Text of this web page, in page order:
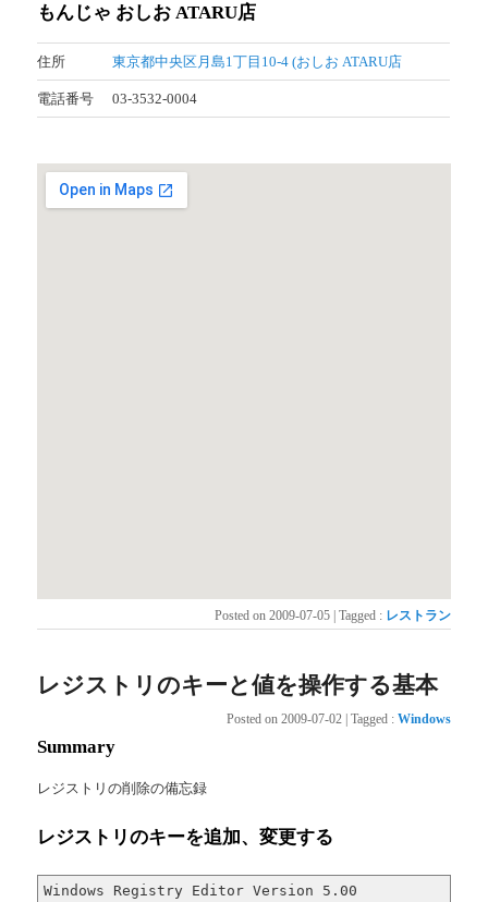
もんじゃ おしお ATARU店
住所 東京都中央区月島1丁目10-4 (おしお ATARU店
電話番号 03-3532-0004
Posted on 2009-07-05 | Tagged : レストラン
レジストリのキーと値を操作する基本
Posted on 2009-07-02 Tagged : Windows
Summary
レジストリの削除の備忘録
レジストリのキーを追加、変更する
Windows Registry Editor Version 5.00